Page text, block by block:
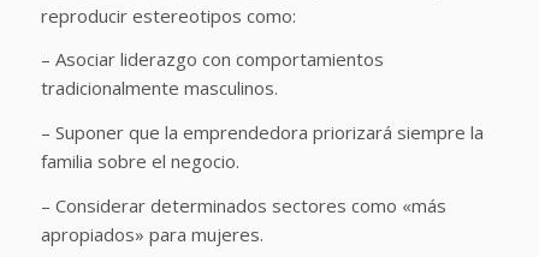
reproducir estereotipos como:
– Asociar liderazgo con comportamientos
tradicionalmente masculinos.
– Suponer que la emprendedora priorizará siempre la
familia sobre el negocio.
– Considerar determinados sectores como «más
apropiados» para mujeres.